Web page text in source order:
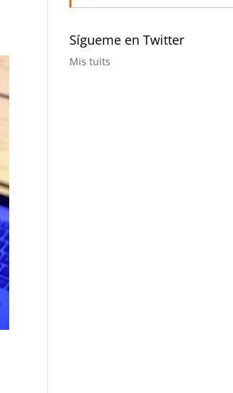
Sígueme en Twitter
Mis tuits